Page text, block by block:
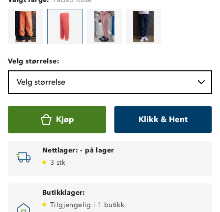
Velg størrelse:
Velg størrelse
Kjøp Klikk & Hent
Nettlager: - på lager
3 stk
Butikklager:
Tilgjengelig i 1 butikk